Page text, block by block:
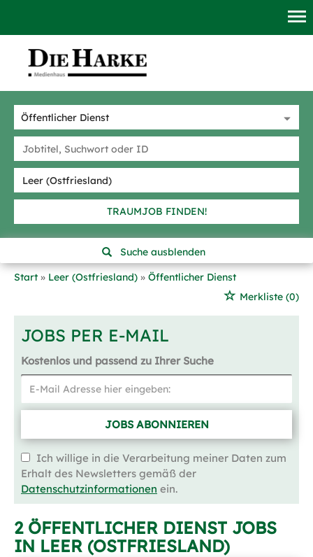
TRAUMJOB FINDEN!
Suche ausblenden
Start
Leer (Ostfriesland)
Öffentlicher Dienst
Merkliste (0)
JOBS PER E-MAIL
Kostenlos und passend zu Ihrer Suche
JOBS ABONNIEREN
Ich willige in die Verarbeitung meiner Daten zum
Erhalt des Newsletters gemäß der
Datenschutzinformationen ein.
2 ÖFFENTLICHER DIENST JOBS
IN LEER (OSTFRIESLAND)